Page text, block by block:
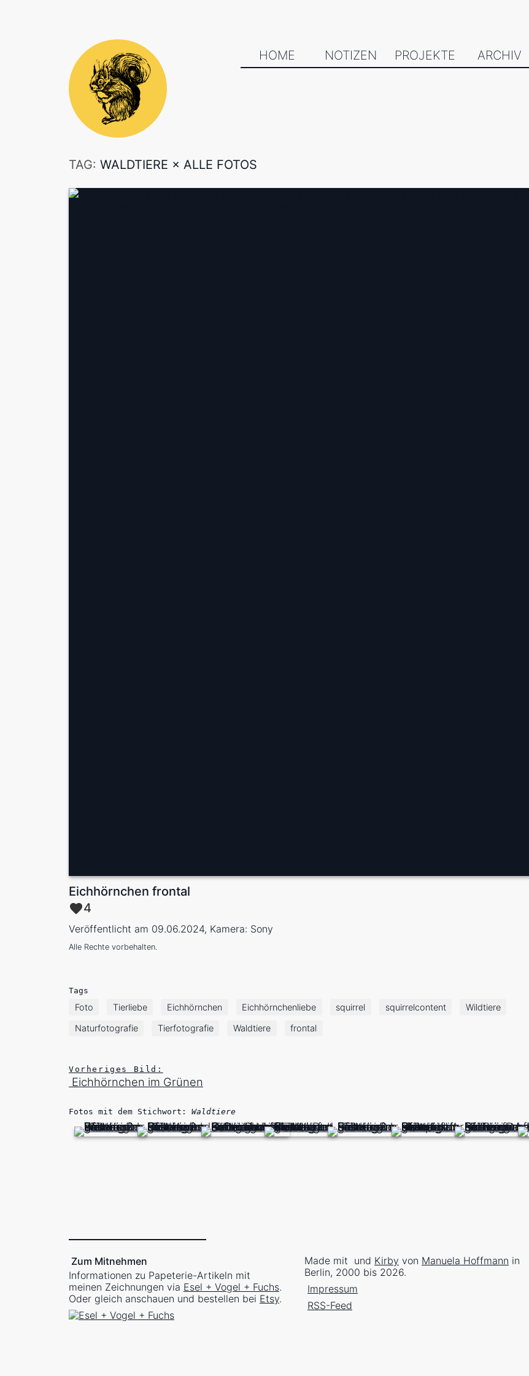
HOME NOTIZEN PROJEKTE ARCHIV
TAG: WALDTIERE × ALLE FOTOS
Eichhörnchen frontal
4
Veröffentlicht am 09.06.2024, Kamera: Sony
Alle Rechte vorbehalten.
Tags
Foto Tierliebe Eichhörnchen Eichhörnchenliebe squirrel squirrelcontent Wildtiere
Naturfotografie Tierfotografie Waldtiere frontal
Vorheriges Bild:
Eichhörnchen im Grünen
Fotos mit dem Stichwort: Waldtiere
Zum Mitnehmen
Informationen zu Papeterie-Artikeln mit
meinen Zeichnungen via Esel + Vogel + Fuchs.
Oder gleich anschauen und bestellen bei Etsy.
Made mit und Kirby von Manuela Hoffmann in
Berlin, 2000 bis 2026.
Impressum
RSS-Feed